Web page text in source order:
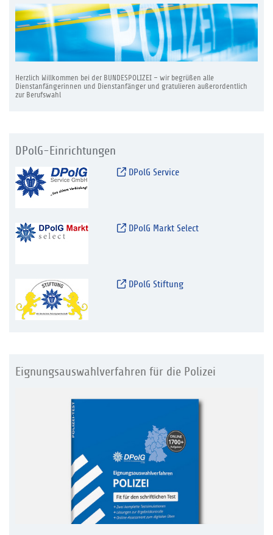
Herzlich Willkommen bei der BUNDESPOLIZEI – wir begrüßen alle
Dienstanfängerinnen und Dienstanfänger und gratulieren außerordentlich
zur Berufswahl
DPolG-Einrichtungen
DPolG Service
DPolG Markt Select
DPolG Stiftung
Eignungsauswahlverfahren für die Polizei